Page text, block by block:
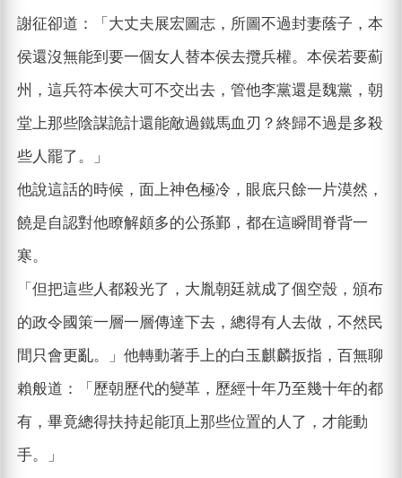
謝征卻道：「大丈夫展宏圖志，所圖不過封妻蔭子，本
侯還沒無能到要一個女人替本侯去攬兵權。本侯若要薊
州，這兵符本侯大可不交出去，管他李黨還是魏黨，朝
堂上那些陰謀詭計還能敵過鐵馬血刃？終歸不過是多殺
些人罷了。」
他說這話的時候，面上神色極冷，眼底只餘一片漠然，
饒是自認對他瞭解頗多的公孫鄞，都在這瞬間脊背一
寒。
「但把這些人都殺光了，大胤朝廷就成了個空殼，頒布
的政令國策一層一層傳達下去，總得有人去做，不然民
間只會更亂。」他轉動著手上的白玉麒麟扳指，百無聊
賴般道：「歷朝歷代的變革，歷經十年乃至幾十年的都
有，畢竟總得扶持起能頂上那些位置的人了，才能動
手。」